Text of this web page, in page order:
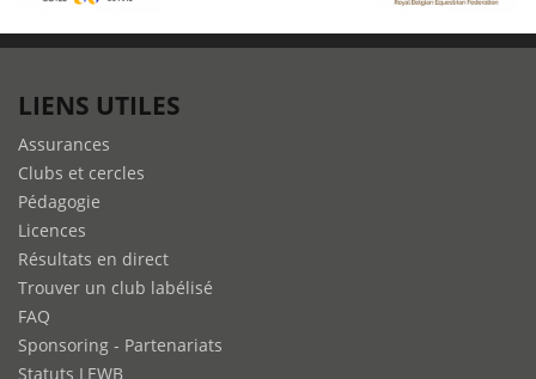
LIENS UTILES
Assurances
Clubs et cercles
Pédagogie
Licences
Résultats en direct
Trouver un club labélisé
FAQ
Sponsoring - Partenariats
Statuts LEWB